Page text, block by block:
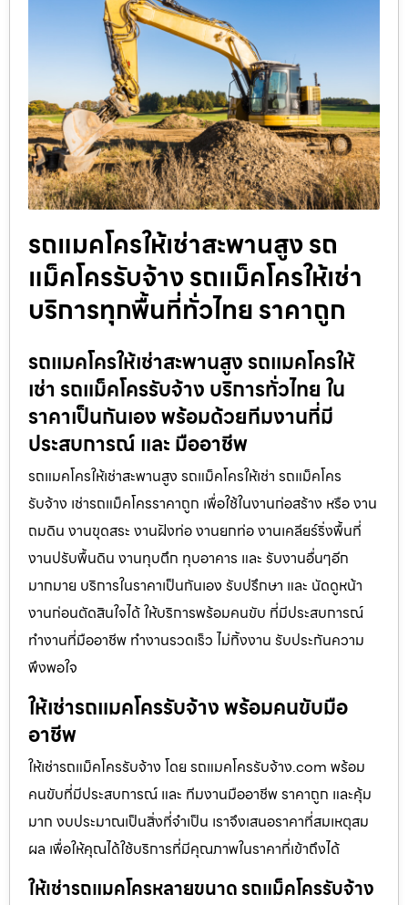
รถแมคโครให้เช่าสะพานสูง รถ
แม็คโครรับจ้าง รถแม็คโครให้เช่า
บริการทุกพื้นที่ทั่วไทย ราคาถูก
รถแมคโครให้เช่าสะพานสูง รถแมคโครให้
เช่า รถแม็คโครรับจ้าง บริการทั่วไทย ใน
ราคาเป็นกันเอง พร้อมด้วยทีมงานที่มี
ประสบการณ์ และ มืออาชีพ
รถแมคโครให้เช่าสะพานสูง รถแม็คโครให้เช่า รถแม็คโคร
รับจ้าง เช่ารถแม็คโครราคาถูก เพื่อใช้ในงานก่อสร้าง หรือ งาน
ถมดิน งานขุดสระ งานฝังท่อ งานยกท่อ งานเคลียร์ริ่งพื้นที่
งานปรับพื้นดิน งานทุบตึก ทุบอาคาร และ รับงานอื่นๆอีก
มากมาย บริการในราคาเป็นกันเอง รับปรึกษา และ นัดดูหน้า
งานก่อนตัดสินใจได้ ให้บริการพร้อมคนขับ ที่มีประสบการณ์
ทำงานที่มืออาชีพ ทำงานรวดเร็ว ไม่ทิ้งงาน รับประกันความ
พึงพอใจ
ให้เช่ารถแมคโครรับจ้าง พร้อมคนขับมือ
อาชีพ
ให้เช่ารถแม็คโครรับจ้าง โดย รถแมคโครรับจ้าง.com พร้อม
คนขับที่มีประสบการณ์ และ ทีมงานมืออาชีพ ราคาถูก และคุ้ม
มาก งบประมาณเป็นสิ่งที่จำเป็น เราจึงเสนอราคาที่สมเหตุสม
ผล เพื่อให้คุณได้ใช้บริการที่มีคุณภาพในราคาที่เข้าถึงได้
ให้เช่ารถแมคโครหลายขนาด รถแม็คโครรับจ้าง